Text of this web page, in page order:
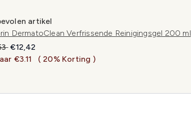
artikel
DermatoClean Verfrissende Reinigingsgel 200 ml
Retail Price:
Huidige prijs:
€12,42
€3.11
( 20% Korting )